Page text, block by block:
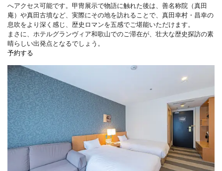
へアクセス可能です。甲冑展示で物語に触れた後は、善名称院（真田
庵）や真田古墳など、実際にその地を訪れることで、真田幸村・昌幸の
息吹をより深く感じ、歴史ロマンを五感でご堪能いただけます。
まさに、ホテルグランヴィア和歌山でのご滞在が、壮大な歴史探訪の素
晴らしい出発点となるでしょう。
予約する